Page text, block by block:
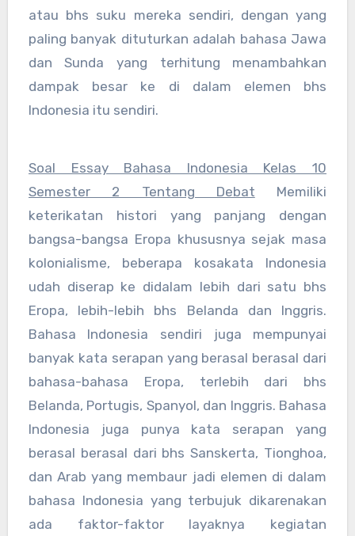
atau bhs suku mereka sendiri, dengan yang
paling banyak dituturkan adalah bahasa Jawa
dan Sunda yang terhitung menambahkan
dampak besar ke di dalam elemen bhs
Indonesia itu sendiri.
Soal Essay Bahasa Indonesia Kelas 10
Semester 2 Tentang Debat Memiliki
keterikatan histori yang panjang dengan
bangsa-bangsa Eropa khususnya sejak masa
kolonialisme, beberapa kosakata Indonesia
udah diserap ke didalam lebih dari satu bhs
Eropa, lebih-lebih bhs Belanda dan Inggris.
Bahasa Indonesia sendiri juga mempunyai
banyak kata serapan yang berasal berasal dari
bahasa-bahasa Eropa, terlebih dari bhs
Belanda, Portugis, Spanyol, dan Inggris. Bahasa
Indonesia juga punya kata serapan yang
berasal berasal dari bhs Sanskerta, Tionghoa,
dan Arab yang membaur jadi elemen di dalam
bahasa Indonesia yang terbujuk dikarenakan
ada faktor-faktor layaknya kegiatan